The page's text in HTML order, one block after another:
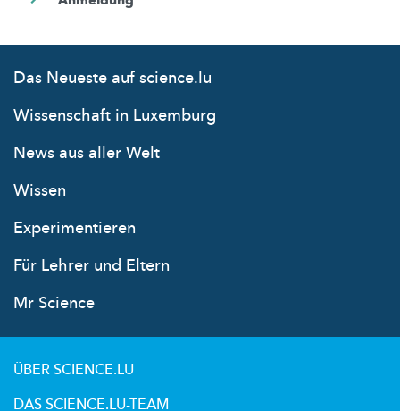
Das Neueste auf science.lu
Wissenschaft in Luxemburg
News aus aller Welt
Wissen
Experimentieren
Für Lehrer und Eltern
Mr Science
ÜBER SCIENCE.LU
DAS SCIENCE.LU-TEAM